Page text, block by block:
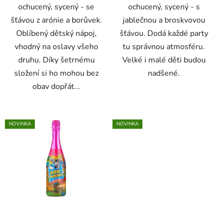
ochucený, sycený - se
šťávou z arónie a borůvek.
Oblíbený dětský nápoj,
vhodný na oslavy všeho
druhu. Díky šetrnému
složení si ho mohou bez
obav dopřát...
ochucený, sycený - s
jablečnou a broskvovou
šťávou. Dodá každé party
tu správnou atmosféru.
Velké i malé děti budou
nadšené.
NOVINKA NOVINKA